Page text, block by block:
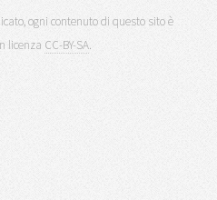
ogni contenuto di questo sito è
licenza CC-BY-SA.